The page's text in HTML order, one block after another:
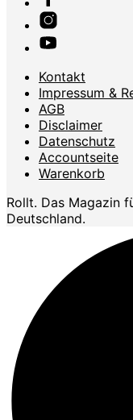
Kontakt
Impressum &
AGB
Disclaimer
Datenschutz
Accountseite
Warenkorb
Rollt. Das Magazin
Deutschland.